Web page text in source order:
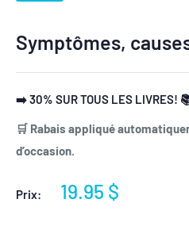
Symptômes,
➡️ 30% SUR TOUS LES LIVRES!
🛒 Rabais appliqué
d’occasion.
Prix:
Prix
19.95 $